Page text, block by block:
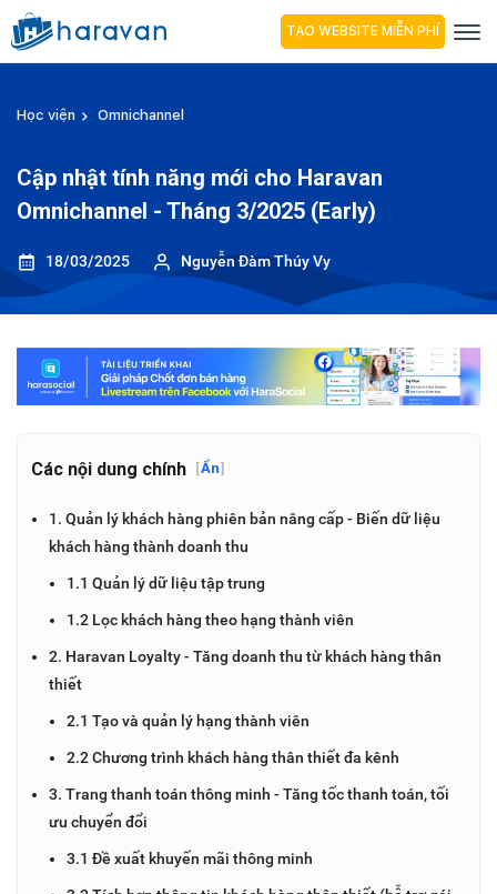
TẠO WEBSITE MIỄN PHÍ
Học viện Omnichannel
Cập nhật tính năng mới cho Haravan
Omnichannel - Tháng 3/2025 (Early)
18/03/2025 Nguyễn Đàm Thúy Vy
Các nội dung chính [Ẩn]
1. Quản lý khách hàng phiên bản nâng cấp - Biến dữ liệu
khách hàng thành doanh thu
1.1 Quản lý dữ liệu tập trung
1.2 Lọc khách hàng theo hạng thành viên
2. Haravan Loyalty - Tăng doanh thu từ khách hàng thân
thiết
2.1 Tạo và quản lý hạng thành viên
2.2 Chương trình khách hàng thân thiết đa kênh
3. Trang thanh toán thông minh - Tăng tốc thanh toán, tối
ưu chuyển đổi
3.1 Đề xuất khuyến mãi thông minh